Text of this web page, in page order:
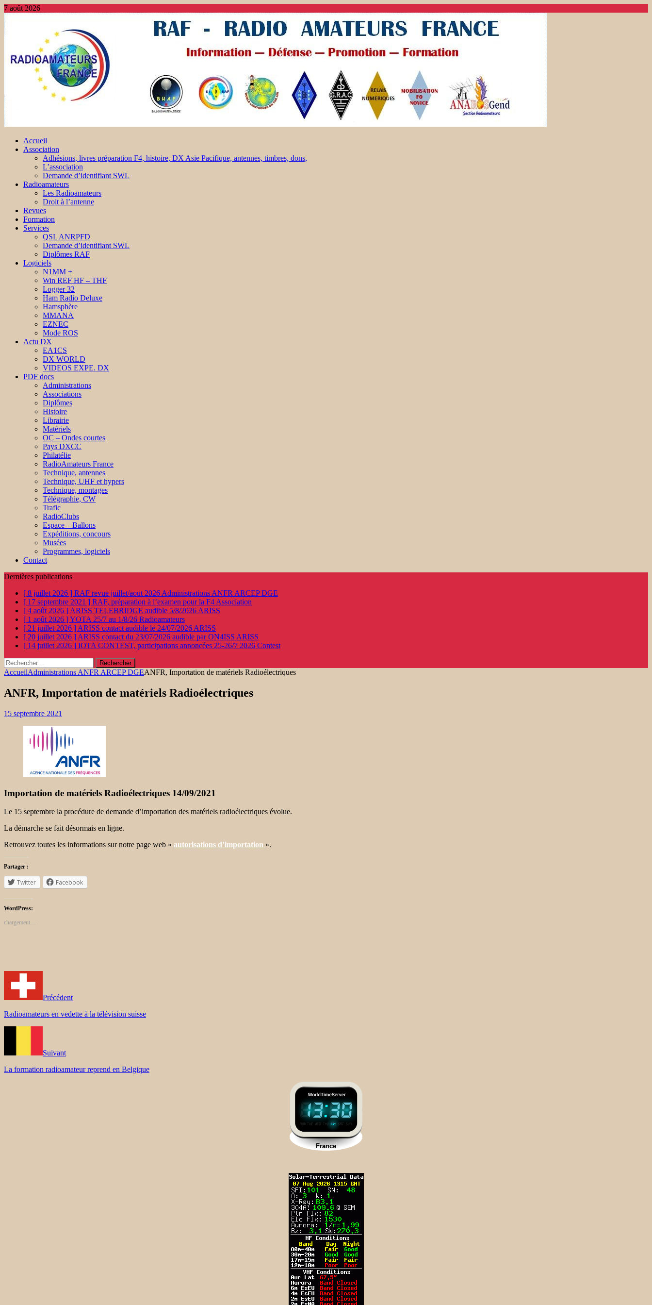
7 août 2026
Accueil
Association
Adhésions, livres préparation F4, histoire, DX Asie Pacifique, antennes, timbres, dons,
L’association
Demande d’identifiant SWL
Radioamateurs
Les Radioamateurs
Droit à l’antenne
Revues
Formation
Services
QSL ANRPFD
Demande d’identifiant SWL
Diplômes RAF
Logiciels
N1MM +
Win REF HF – THF
Logger 32
Ham Radio Deluxe
Hamsphère
MMANA
EZNEC
Mode ROS
Actu DX
EA1CS
DX WORLD
VIDEOS EXPE. DX
PDF docs
Administrations
Associations
Diplômes
Histoire
Librairie
Matériels
OC – Ondes courtes
Pays DXCC
Philatélie
RadioAmateurs France
Technique, antennes
Technique, UHF et hypers
Technique, montages
Télégraphie, CW
Trafic
RadioClubs
Espace – Ballons
Expéditions, concours
Musées
Programmes, logiciels
Contact
Dernières publications
[ 8 juillet 2026 ] RAF revue juillet/aout 2026 Administrations ANFR ARCEP DGE
[ 17 septembre 2021 ] RAF, préparation à l’examen pour la F4 Association
[ 4 août 2026 ] ARISS TELEBRIDGE audible 5/8/2026 ARISS
[ 1 août 2026 ]YOTA 25/7 au 1/8/26 Radioamateurs
[ 21 juillet 2026 ] ARISS contact audible le 24/07/2026 ARISS
[ 20 juillet 2026 ] ARISS contact du 23/07/2026 audible par ON4ISS ARISS
[ 14 juillet 2026 ] IOTA CONTEST, participations annoncées 25-26/7 2026 Contest
Rechercher :
AccueilAdministrations ANFR ARCEP DGEANFR, Importation de matériels Radioélectriques
ANFR, Importation de matériels Radioélectriques
15 septembre 2021
Importation de matériels Radioélectriques 14/09/2021
Le 15 septembre la procédure de demande d’importation des matériels radioélectriques évolue.
La démarche se fait désormais en ligne.
Retrouvez toutes les informations sur notre page web « autorisations d’importation ».
Partager :
Twitter Facebook
WordPress:
chargement…
Précédent
Radioamateurs en vedette à la télévision suisse
Suivant
La formation radioamateur reprend en Belgique